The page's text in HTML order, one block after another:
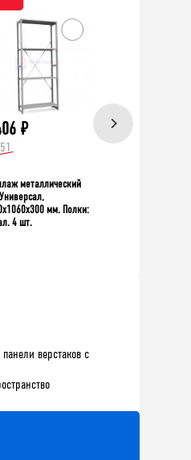
₽
металлический
мм. Полки:
4 шт.
верстаков с